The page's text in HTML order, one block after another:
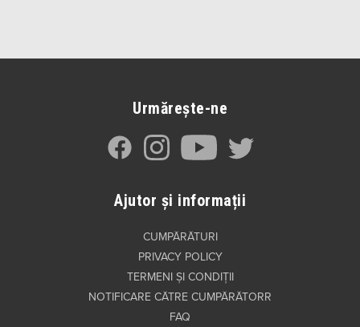
Urmărește-ne
Ajutor și informații
CUMPĂRĂTURI
PRIVACY POLICY
TERMENI ȘI CONDIȚII
NOTIFICARE CĂTRE CUMPĂRĂTORR
FAQ